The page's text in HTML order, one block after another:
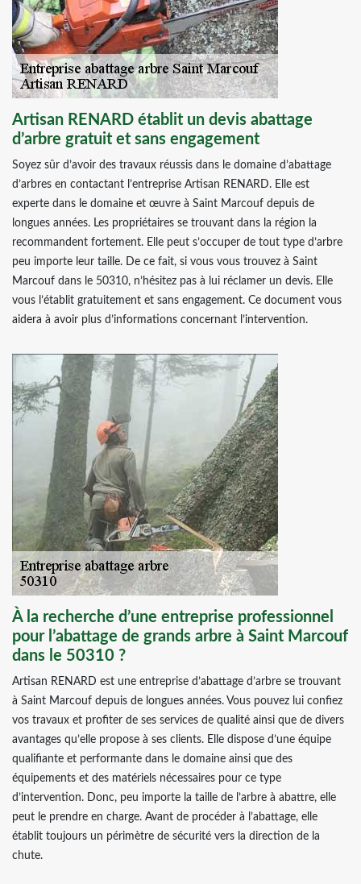
Artisan RENARD établit un devis abattage
d’arbre gratuit et sans engagement
Soyez sûr d’avoir des travaux réussis dans le domaine d’abattage
d’arbres en contactant l’entreprise Artisan RENARD. Elle est
experte dans le domaine et œuvre à Saint Marcouf depuis de
longues années. Les propriétaires se trouvant dans la région la
recommandent fortement. Elle peut s’occuper de tout type d’arbre
peu importe leur taille. De ce fait, si vous vous trouvez à Saint
Marcouf dans le 50310, n’hésitez pas à lui réclamer un devis. Elle
vous l’établit gratuitement et sans engagement. Ce document vous
aidera à avoir plus d’informations concernant l’intervention.
À la recherche d’une entreprise professionnel
pour l’abattage de grands arbre à Saint Marcouf
dans le 50310 ?
Artisan RENARD est une entreprise d’abattage d’arbre se trouvant
à Saint Marcouf depuis de longues années. Vous pouvez lui confiez
vos travaux et profiter de ses services de qualité ainsi que de divers
avantages qu’elle propose à ses clients. Elle dispose d’une équipe
qualifiante et performante dans le domaine ainsi que des
équipements et des matériels nécessaires pour ce type
d’intervention. Donc, peu importe la taille de l’arbre à abattre, elle
peut le prendre en charge. Avant de procéder à l’abattage, elle
établit toujours un périmètre de sécurité vers la direction de la
chute.